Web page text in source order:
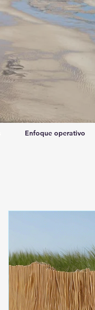
Enfoque operativo